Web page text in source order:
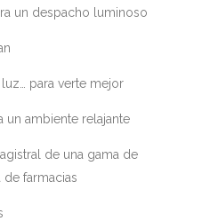
un despacho luminoso
para verte mejor
un ambiente relajante
de una gama de
farmacias